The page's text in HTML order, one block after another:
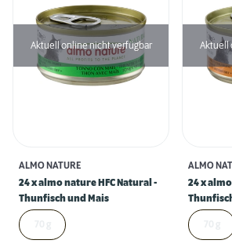
Aktuell online nicht verfügbar
ALMO NATURE
24 x almo nature HFC Natural -
Thunfisch und Mais
Aktuell
ALMO
24 x